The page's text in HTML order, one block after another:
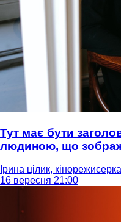
Тут має бути
людиною, що
Ірина цілик, кінорежисерка
16 вересня 21:00